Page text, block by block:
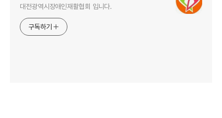
대전광역시장애인재활협회 입니다.
구독하기